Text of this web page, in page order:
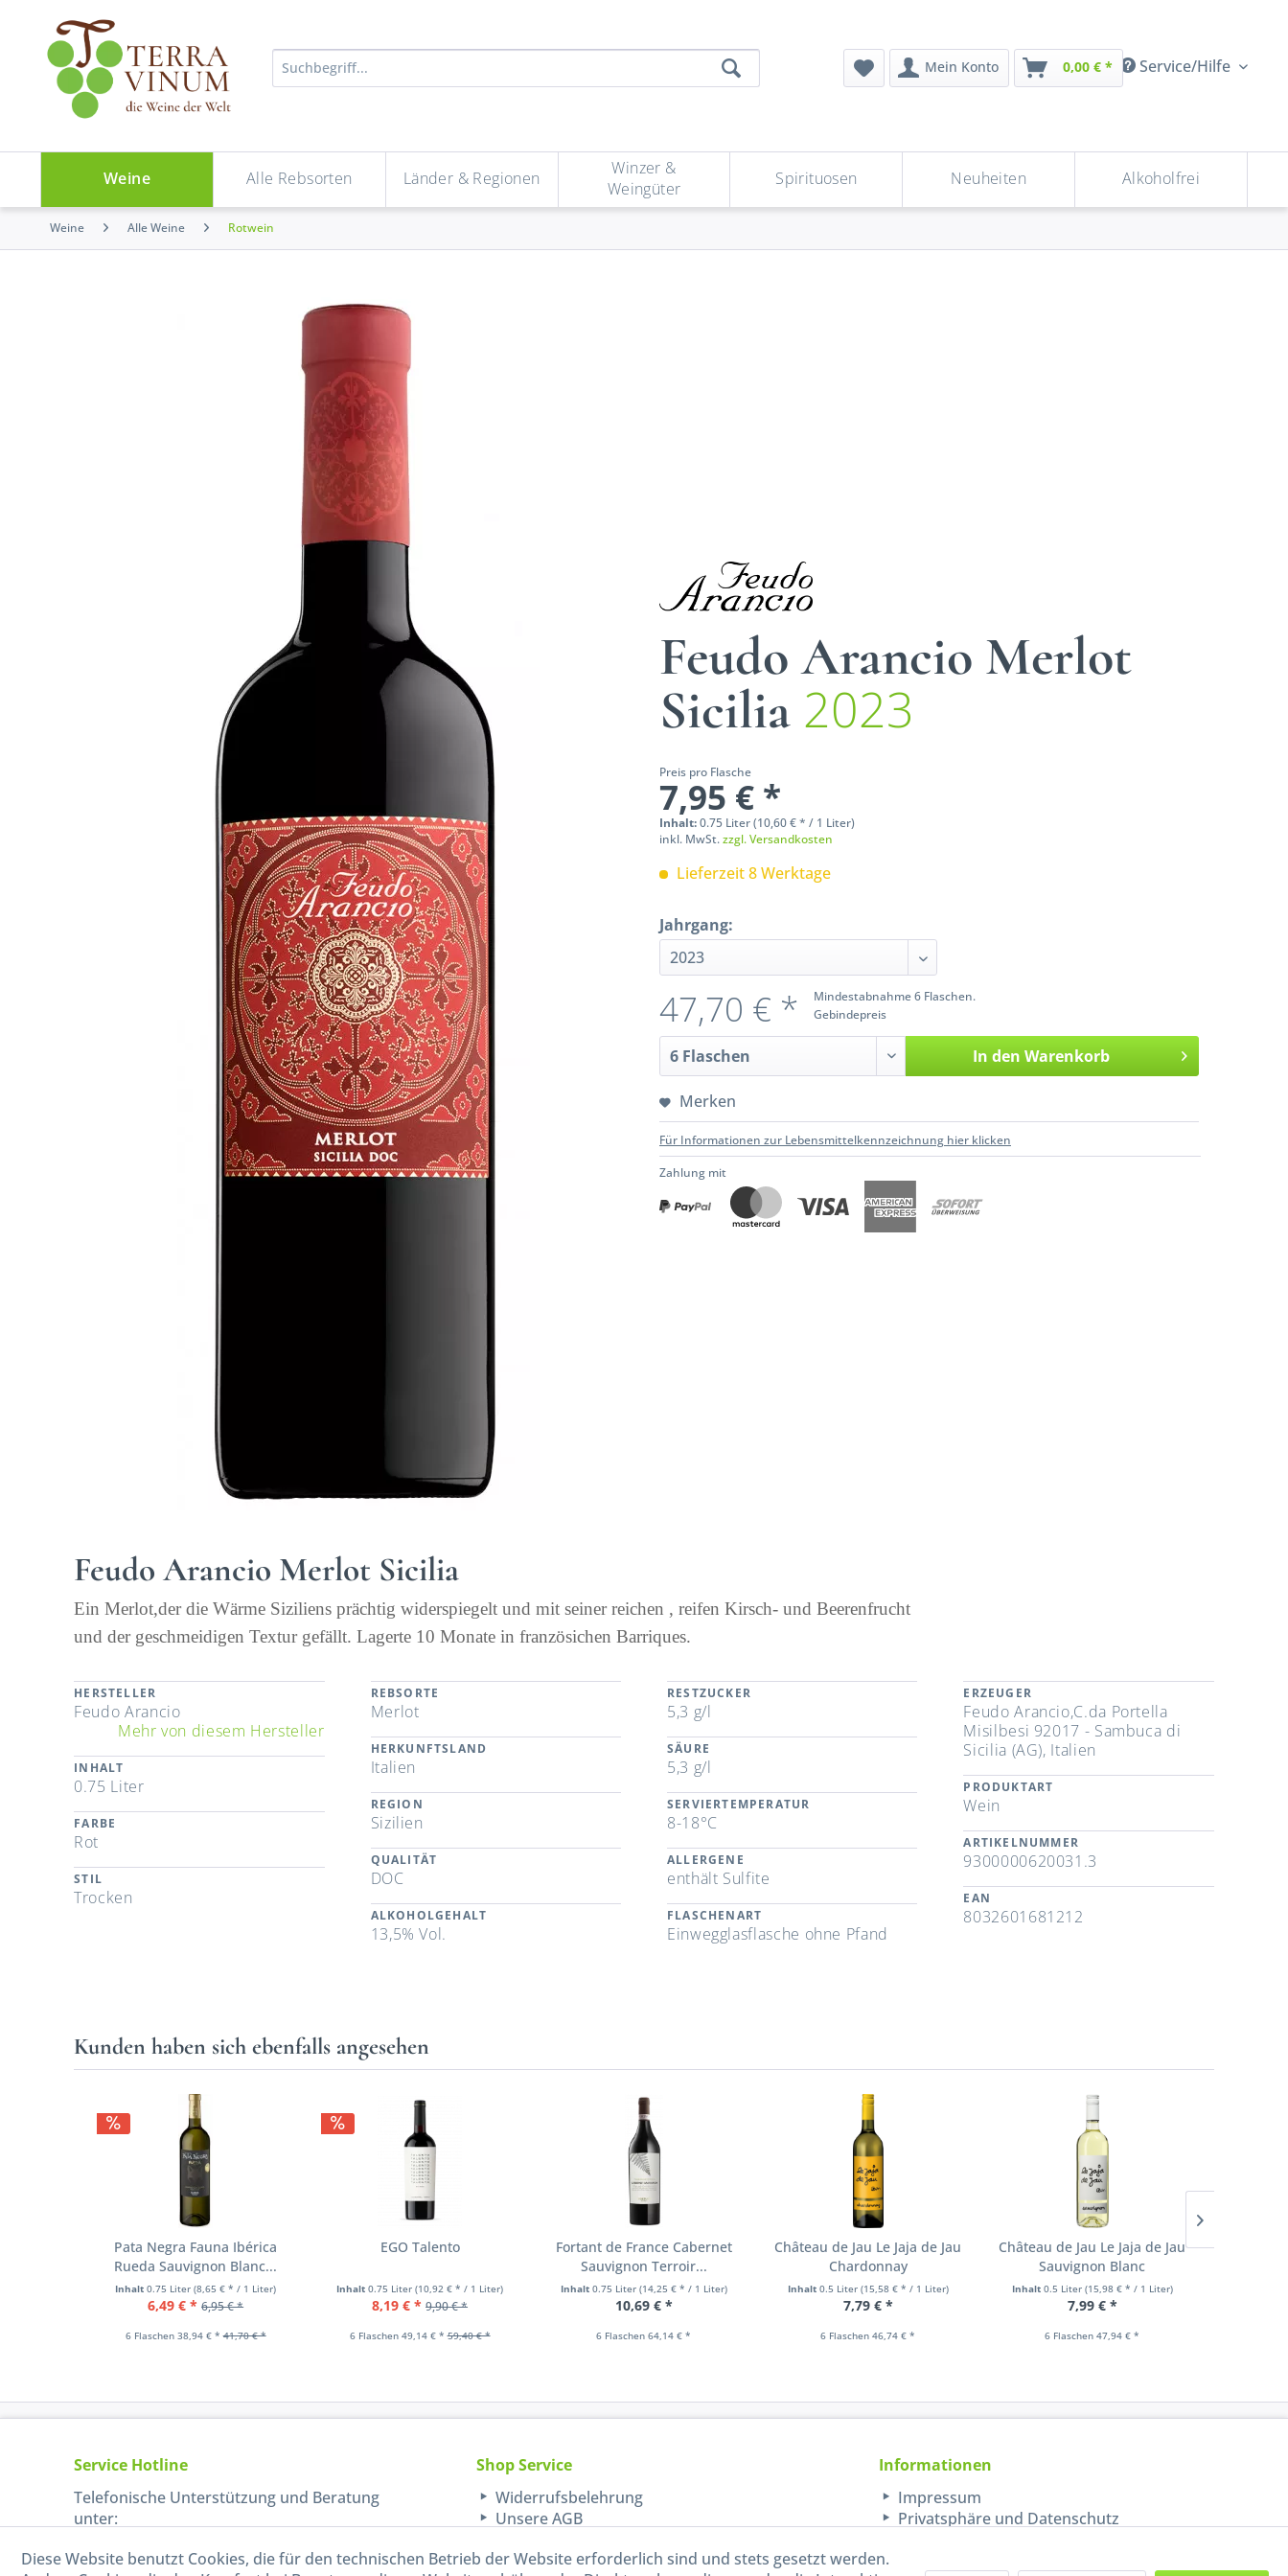
Service/Hilfe
Mein Konto 0,00 € *
Weine Alle Rebsorten Länder & Regionen
Winzer &
Weingüter
Spirituosen Neuheiten Alkoholfrei
Weine Alle Weine Rotwein
Feudo Arancio Merlot
Sicilia 2023
Preis pro Flasche
7,95 € *
Inhalt:0.75 Liter (10,60 € * / 1 Liter)
inkl. MwSt.zzgl. Versandkosten
Lieferzeit 8 Werktage
Jahrgang:
Mindestabnahme 6 Flaschen.
Gebindepreis
47,70 € *
In den Warenkorb
Merken
Für Informationen zur Lebensmittelkennzeichnung hier klicken
Zahlung mit
Feudo Arancio Merlot Sicilia
Ein Merlot,der die Wärme Siziliens prächtig widerspiegelt und mit seiner reichen , reifen Kirsch- und Beerenfrucht
und der geschmeidigen Textur gefällt. Lagerte 10 Monate in französichen Barriques.
HERSTELLER
Feudo Arancio
Mehr von diesem Hersteller
INHALT
0.75 Liter
FARBE
Rot
STIL
Trocken
REBSORTE
Merlot
HERKUNFTSLAND
Italien
REGION
Sizilien
QUALITÄT
DOC
ALKOHOLGEHALT
13,5% Vol.
RESTZUCKER
5,3 g/l
SÄURE
5,3 g/l
SERVIERTEMPERATUR
8-18°C
ALLERGENE
enthält Sulfite
FLASCHENART
Einwegglasflasche ohne Pfand
ERZEUGER
Feudo Arancio,C.da Portella
Misilbesi 92017 - Sambuca di
Sicilia (AG), Italien
PRODUKTART
Wein
ARTIKELNUMMER
9300000620031.3
EAN
8032601681212
Kunden haben sich ebenfalls angesehen
Pata Negra Fauna Ibérica
Rueda Sauvignon Blanc...
Inhalt0.75 Liter(8,65 € * / 1 Liter)
6,49 € * 6,95 € *
6 Flaschen 38,94 € * 41,70 € *
EGO Talento
Inhalt0.75 Liter(10,92 € * / 1 Liter)
8,19 € * 9,90 € *
6 Flaschen 49,14 € * 59,40 € *
Fortant de France Cabernet
Sauvignon Terroir...
Inhalt 0.75 Liter (14,25 € * / 1 Liter)
10,69 € *
6 Flaschen 64,14 € *
Château de Jau Le Jaja de Jau
Chardonnay
Inhalt 0.5 Liter (15,58 € * / 1 Liter)
7,79 € *
6 Flaschen 46,74 € *
Château de Jau Le Jaja de Jau
Sauvignon Blanc
Inhalt 0.5 Liter (15,98 € * / 1 Liter)
7,99 € *
6 Flaschen 47,94 € *
Service Hotline
Telefonische Unterstützung und Beratung
unter:
040-880 99 770
Shop Service
Widerrufsbelehrung
Unsere AGB
Informationen
Impressum
Privatsphäre und Datenschutz
Diese Website benutzt Cookies, die für den technischen Betrieb der Website erforderlich sind und stets gesetzt werden.